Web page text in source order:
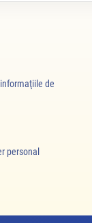
de
personal